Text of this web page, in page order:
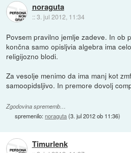
noraguta
::3. jul 2012, 11:34
Povsem pravilno jemlje zadeve. In ob
končna samo opisljvia algebra ima
religijozno blodi.
Za vesolje menimo da ima manj kot
samoopidsljivo. In premore dovolj
Zgodovina sprememb…
spremenilo:noraguta(3. jul 2012 ob 11:36)
Timurlenk